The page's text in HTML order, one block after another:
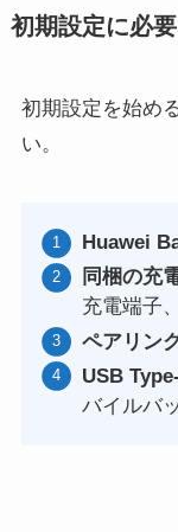
初期設定に必
初期設定を始め
い。
Huawei
同梱の充
充電端子
ペアリン
USB
バイルバ